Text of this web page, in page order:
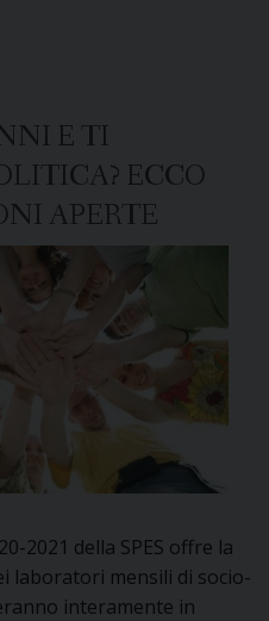
E TI
ECCO
APERTE
2021 della SPES offre la
laboratori mensili di socio-
interamente in